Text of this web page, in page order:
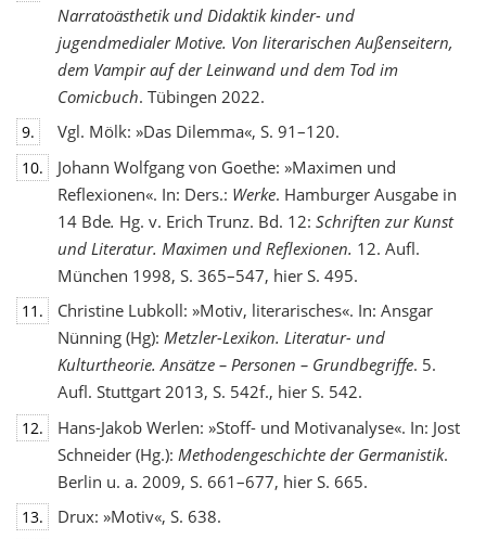
Narratoästhetik und Didaktik kinder- und
jugendmedialer Motive. Von literarischen Außenseitern,
dem Vampir auf der Leinwand und dem Tod im
Comicbuch. Tübingen 2022.
9. Vgl. Mölk: »Das Dilemma«, S. 91–120.
10.
Johann Wolfgang von Goethe: »Maximen und
Reflexionen«. In: Ders.: Werke. Hamburger Ausgabe in
14 Bde. Hg. v. Erich Trunz. Bd. 12: Schriften zur Kunst
und Literatur. Maximen und Reflexionen. 12. Aufl.
München 1998, S. 365–547, hier S. 495.
11.
Christine Lubkoll: »Motiv, literarisches«. In: Ansgar
Nünning (Hg): Metzler-Lexikon. Literatur- und
Kulturtheorie. Ansätze – Personen – Grundbegriffe. 5.
Aufl. Stuttgart 2013, S. 542f., hier S. 542.
12.
Hans-Jakob Werlen: »Stoff- und Motivanalyse«. In: Jost
Schneider (Hg.): Methodengeschichte der Germanistik.
Berlin u. a. 2009, S. 661–677, hier S. 665.
13. Drux: »Motiv«, S. 638.